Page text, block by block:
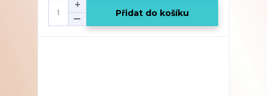
Přidat do košíku